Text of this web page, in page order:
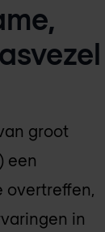
groot
een
overtreffen,
in